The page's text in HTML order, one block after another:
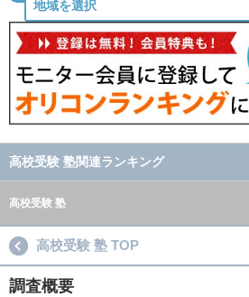
高校受験 塾関連ランキング
高校受験 塾
高校受験 塾 TOP
調査概要